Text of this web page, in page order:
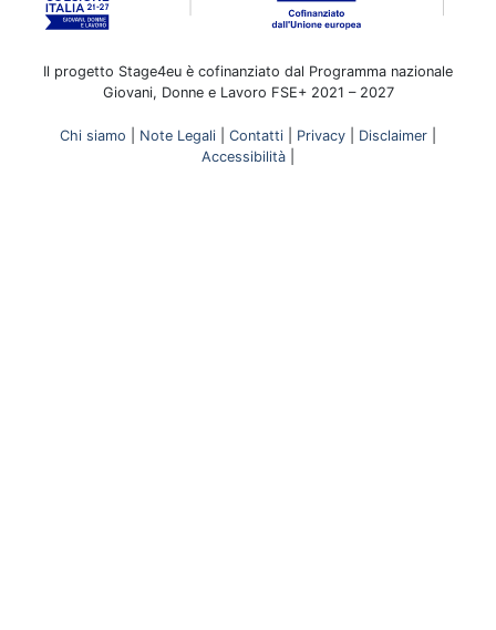
Il progetto Stage4eu è cofinanziato dal Programma nazionale
Giovani, Donne e Lavoro FSE+ 2021 – 2027
Chi siamo Note Legali Contatti Privacy Disclaimer
Accessibilità